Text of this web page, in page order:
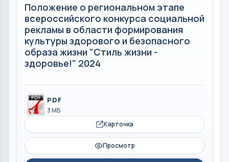
Положение о региональном этапе
всероссийского конкурса социальной
рекламы в области формирования
культуры здорового и безопасного
образа жизни "Стиль жизни -
здоровье!" 2024
PDF
3 МБ
Карточка
Просмотр